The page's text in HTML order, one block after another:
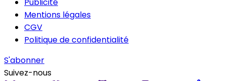
Publicité
Mentions légales
CGV
Politique de confidentialité
S'abonner
Suivez-nous